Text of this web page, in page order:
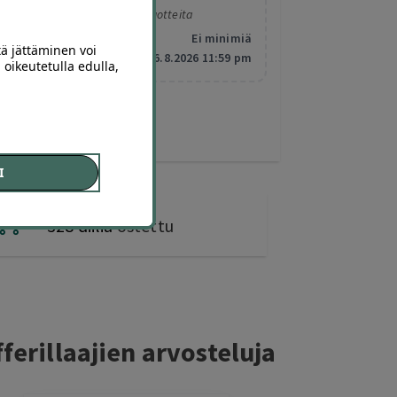
Koskee valittuja tuotteita
Ei minimiä
Vanhentuu:
6.8.2026 11:59 pm
328 diiliäostettu
arvosteluja
jättäminen voi
oikeutetulla edulla,